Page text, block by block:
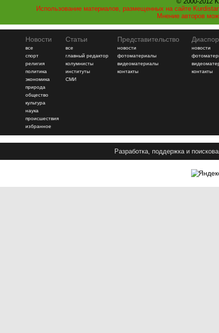
Использование материалов, размещенных на сайте
Мнение авторов
Новости
все
спорт
религия
политика
экономика
природа
общество
культура
наука
происшествия
избранное
Статьи
все
главный редактор
колумнисты
институты
СМИ
Представительство
новости
фотоматериалы
видеоматериалы
контакты
новости
контакты
Разработка, поддержка и